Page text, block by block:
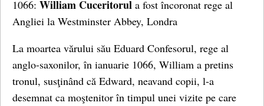
1066: William Cuceritorul a fost încoronat rege al
Angliei la Westminster Abbey, Londra
La moartea vărului său Eduard Confesorul, rege al
anglo-saxonilor, în ianuarie 1066, William a pretins
tronul, susţinând că Edward, neavand copii, l-a
desemnat ca moştenitor în timpul unei vizite pe care